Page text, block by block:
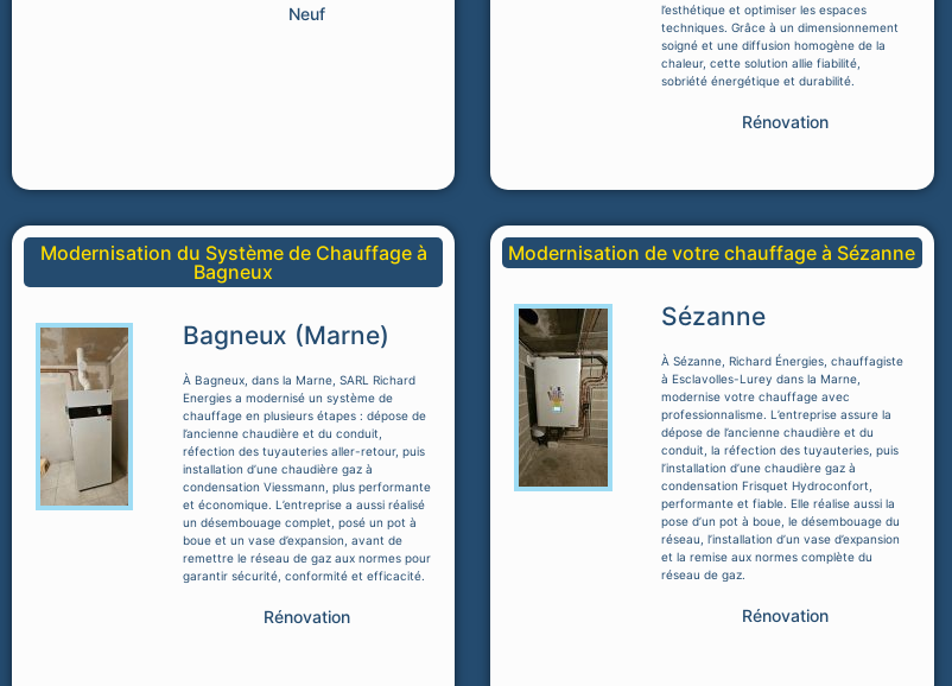
Neuf
l’esthétique et optimiser les espaces
techniques. Grâce à un dimensionnement
soigné et une diffusion homogène de la
chaleur, cette solution allie fiabilité,
sobriété énergétique et durabilité.
Rénovation
Modernisation du Système de Chauffage à
Bagneux
Bagneux (Marne)
À Bagneux, dans la Marne, SARL Richard
Energies a modernisé un système de
chauffage en plusieurs étapes : dépose de
l’ancienne chaudière et du conduit,
réfection des tuyauteries aller-retour, puis
installation d’une chaudière gaz à
condensation Viessmann, plus performante
et économique. L’entreprise a aussi réalisé
un désembouage complet, posé un pot à
boue et un vase d’expansion, avant de
remettre le réseau de gaz aux normes pour
garantir sécurité, conformité et efficacité.
Rénovation
Modernisation de votre chauffage à Sézanne
Sézanne
À Sézanne, Richard Énergies, chauffagiste
à Esclavolles-Lurey dans la Marne,
modernise votre chauffage avec
professionnalisme. L’entreprise assure la
dépose de l’ancienne chaudière et du
conduit, la réfection des tuyauteries, puis
l’installation d’une chaudière gaz à
condensation Frisquet Hydroconfort,
performante et fiable. Elle réalise aussi la
pose d’un pot à boue, le désembouage du
réseau, l’installation d’un vase d’expansion
et la remise aux normes complète du
réseau de gaz.
Rénovation